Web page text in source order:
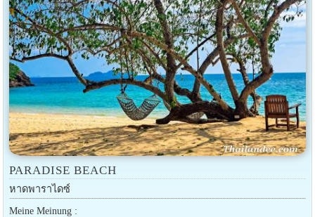
PARADISE BEACH
หาดพาราไดซ์
Meine Meinung :